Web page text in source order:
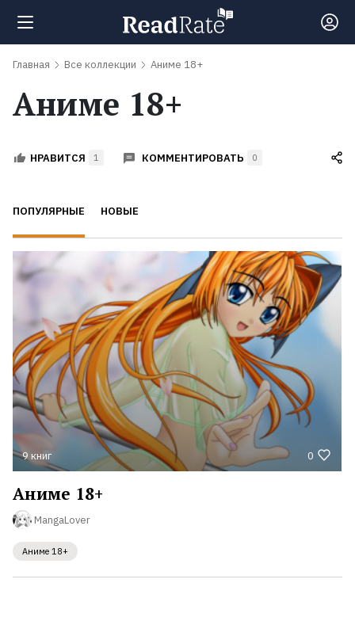
Поиск
Книги
Экранизации
Коллекции
Главная Все коллекции Аниме 18+
Аниме 18+
НРАВИТСЯ 1 КОММЕНТИРОВАТЬ 0
ПОПУЛЯРНЫЕ НОВЫЕ
9 книг 0
Аниме 18+
MangaLover
Аниме 18+